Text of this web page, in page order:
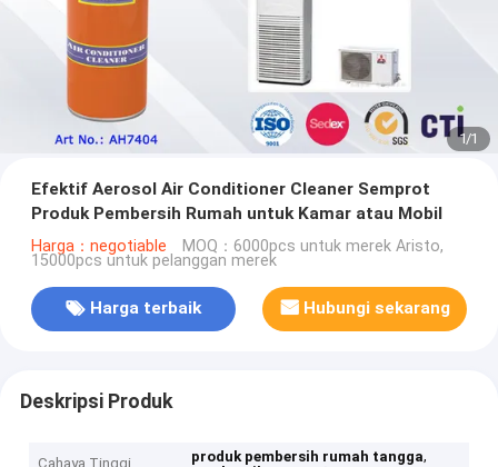
1/1
Efektif Aerosol Air Conditioner Cleaner Semprot
Produk Pembersih Rumah untuk Kamar atau Mobil
Harga：negotiable MOQ：6000pcs untuk merek Aristo,
15000pcs untuk pelanggan merek
Harga terbaik Hubungi sekarang
Deskripsi Produk
Cahaya Tinggi produk pembersih rumah tangga,